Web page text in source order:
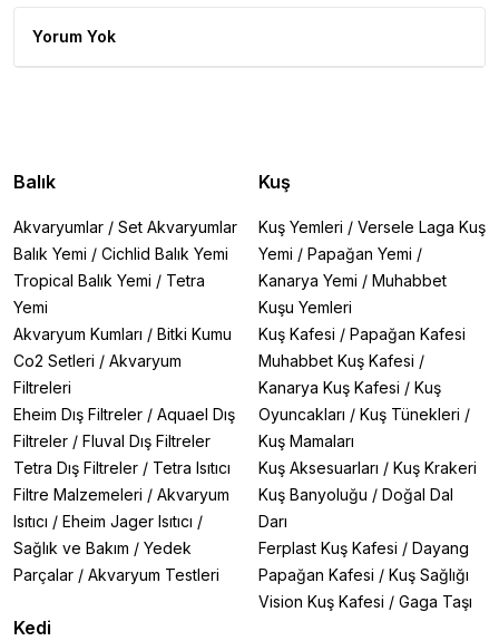
Yorum Yok
Balık
Akvaryumlar / Set Akvaryumlar
Balık Yemi / Cichlid Balık Yemi
Tropical Balık Yemi / Tetra
Yemi
Akvaryum Kumları / Bitki Kumu
Co2 Setleri / Akvaryum
Filtreleri
Eheim Dış Filtreler / Aquael Dış
Filtreler / Fluval Dış Filtreler
Tetra Dış Filtreler / Tetra Isıtıcı
Filtre Malzemeleri / Akvaryum
Isıtıcı / Eheim Jager Isıtıcı /
Sağlık ve Bakım / Yedek
Parçalar / Akvaryum Testleri
Kedi
Kuş
Kuş Yemleri / Versele Laga Kuş
Yemi / Papağan Yemi /
Kanarya Yemi / Muhabbet
Kuşu Yemleri
Kuş Kafesi / Papağan Kafesi
Muhabbet Kuş Kafesi /
Kanarya Kuş Kafesi / Kuş
Oyuncakları / Kuş Tünekleri /
Kuş Mamaları
Kuş Aksesuarları / Kuş Krakeri
Kuş Banyoluğu / Doğal Dal
Darı
Ferplast Kuş Kafesi / Dayang
Papağan Kafesi / Kuş Sağlığı
Vision Kuş Kafesi / Gaga Taşı